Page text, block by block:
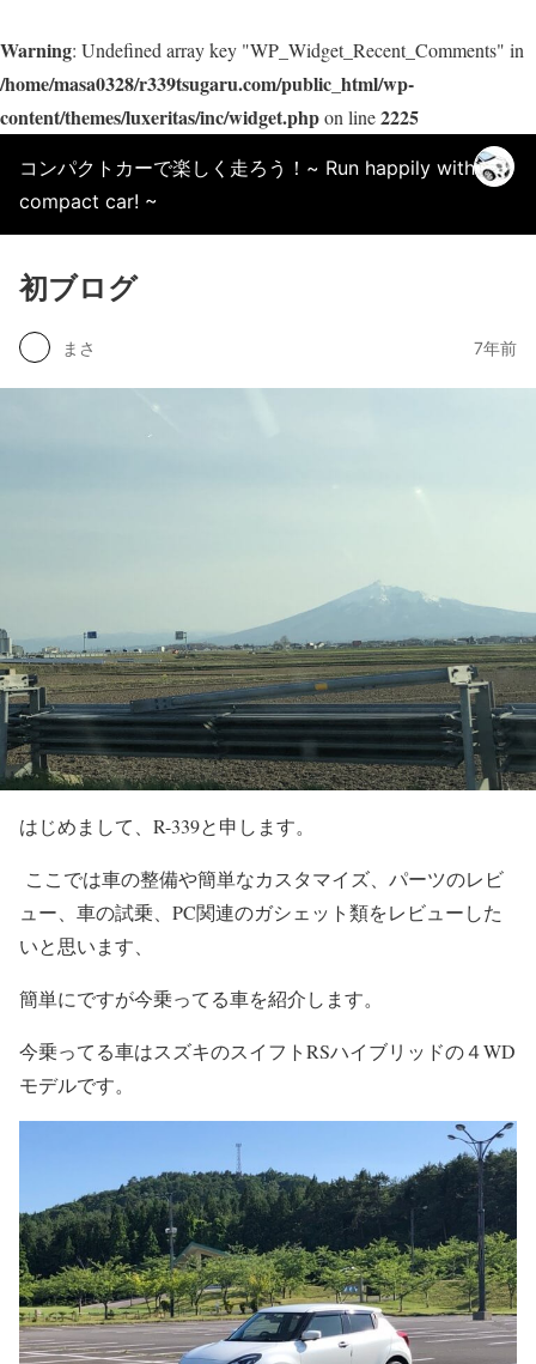
Warning: Undefined array key "WP_Widget_Recent_Comments" in
/home/masa0328/r339tsugaru.com/public_html/wp-
content/themes/luxeritas/inc/widget.phpon line2225
コンパクトカーで楽しく走ろう！~ Run happily with a
compact car! ~
初ブログ
まさ 7年前
はじめまして、R-339と申します。
ここでは車の整備や簡単なカスタマイズ、パーツのレビ
ュー、車の試乗、PC関連のガシェット類をレビューした
いと思います、
簡単にですが今乗ってる車を紹介します。
今乗ってる車はスズキのスイフトRSハイブリッドの４WD
モデルです。